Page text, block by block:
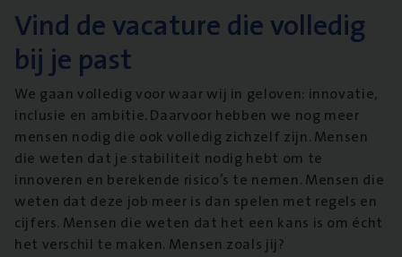
Vind de vacature die volledig
bij je past
We gaan volledig voor waar wij in geloven: innovatie,
inclusie en ambitie. Daarvoor hebben we nog meer
mensen nodig die ook volledig zichzelf zijn. Mensen
die weten dat je stabiliteit nodig hebt om te
innoveren en berekende risico’s te nemen. Mensen die
weten dat deze job meer is dan spelen met regels en
cijfers. Mensen die weten dat het een kans is om écht
het verschil te maken. Mensen zoals jij?